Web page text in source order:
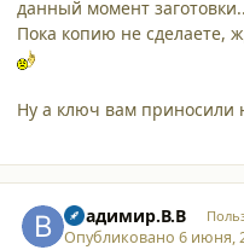
данный момент
Пока копию не сделаете,
Ну а ключ вам приносили
Владимир.В.В
Опубликовано6 июня,